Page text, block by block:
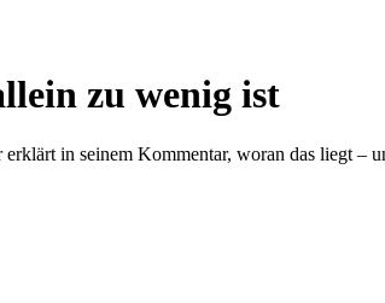
zu wenig ist
in seinem Kommentar, woran das liegt –